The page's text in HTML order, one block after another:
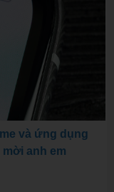
và ứng dụng
anh em